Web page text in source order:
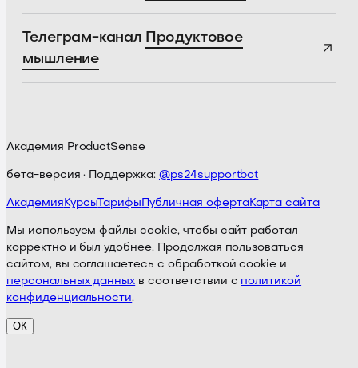
Телеграм-канал Продуктовое
мышление
Академия ProductSense
бета-версия · Поддержка: @ps24supportbot
Академия КурсыТарифы Публичная офертаКарта сайта
Мы используем файлы cookie, чтобы сайт работал
корректно и был удобнее. Продолжая пользоваться
сайтом, вы соглашаетесь с обработкой cookie и
персональных данных в соответствии с политикой
конфиденциальности.
ОК